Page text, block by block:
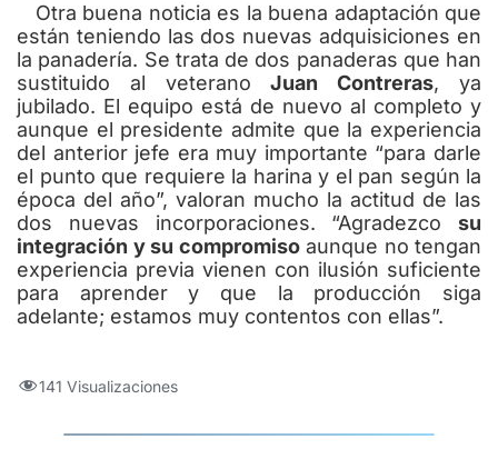
Otra buena noticia es la buena adaptación que
están teniendo las dos nuevas adquisiciones en
la panadería. Se trata de dos panaderas que han
sustituido al veterano Juan Contreras, ya
jubilado. El equipo está de nuevo al completo y
aunque el presidente admite que la experiencia
del anterior jefe era muy importante “para darle
el punto que requiere la harina y el pan según la
época del año”, valoran mucho la actitud de las
dos nuevas incorporaciones. “Agradezco su
integración y su compromisoaunque no tengan
experiencia previa vienen con ilusión suficiente
para aprender y que la producción siga
adelante; estamos muy contentos con ellas”.
141 Visualizaciones